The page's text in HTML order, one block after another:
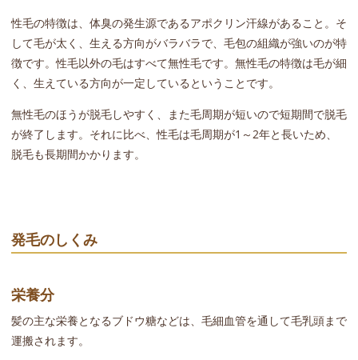
性毛の特徴は、体臭の発生源であるアポクリン汗線があること。そ
して毛が太く、生える方向がバラバラで、毛包の組織が強いのが特
徴です。性毛以外の毛はすべて無性毛です。無性毛の特徴は毛が細
く、生えている方向が一定しているということです。
無性毛のほうが脱毛しやすく、また毛周期が短いので短期間で脱毛
が終了します。それに比べ、性毛は毛周期が1～2年と長いため、
脱毛も長期間かかります。
発毛のしくみ
栄養分
髪の主な栄養となるブドウ糖などは、毛細血管を通して毛乳頭まで
運搬されます。